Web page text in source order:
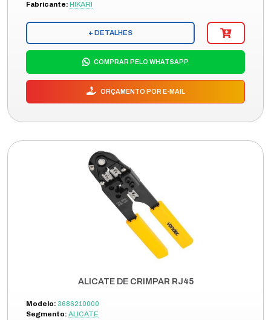
Fabricante: HIKARI
+ DETALHES
COMPRAR PELO WHATSAPP
ORÇAMENTO POR E-MAIL
ALICATE DE CRIMPAR RJ45
Modelo: 3686210000
Segmento: ALICATE